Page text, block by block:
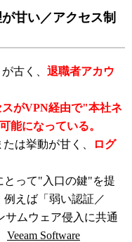
甘い／アクセス制
古く、 退職者アカウ
がVPN経由で"本社ネ
能になっている。
は挙動が甘く、
ログ
とって"入口の鍵"を提
えば「弱い認証／
サムウェア侵入に共通
Veeam Software